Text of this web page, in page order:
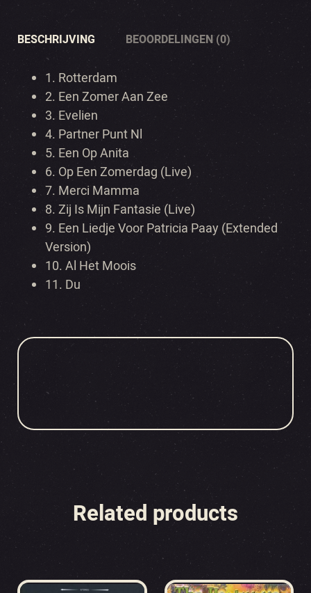
BESCHRIJVING BEOORDELINGEN (0)
1. Rotterdam
2. Een Zomer Aan Zee
3. Evelien
4. Partner Punt Nl
5. Een Op Anita
6. Op Een Zomerdag (Live)
7. Merci Mamma
8. Zij Is Mijn Fantasie (Live)
9. Een Liedje Voor Patricia Paay (Extended
Version)
10. Al Het Moois
11. Du
Related products